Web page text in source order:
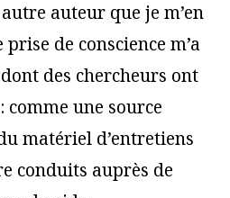
auteur que je m’en
de conscience m’a
des chercheurs ont
une source
matériel d’entretiens
conduits auprès de